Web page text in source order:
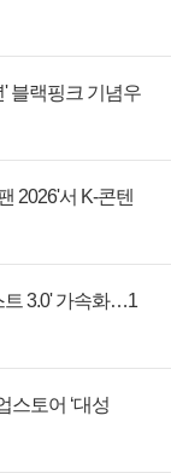
' 블랙핑크 기념우
2026'서 K-콘텐
트 3.0' 가속화…1
스토어 ‘대성